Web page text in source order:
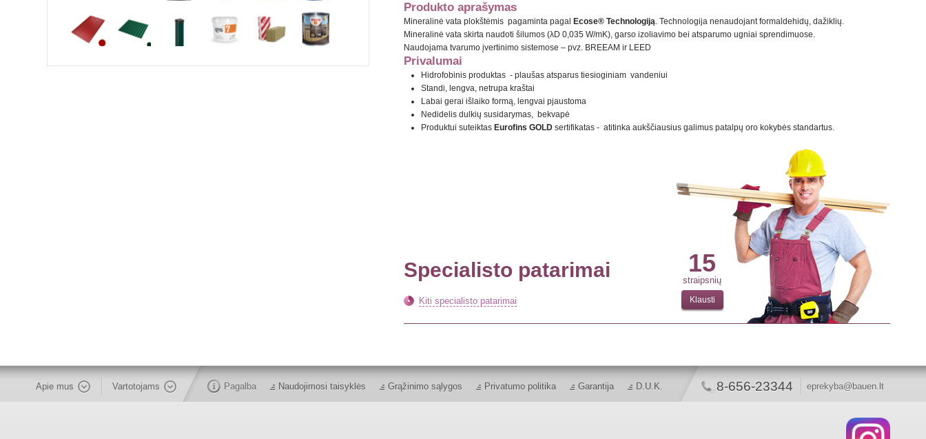
Produkto aprašymas
Mineralinė vata plokštėmis pagaminta pagal Ecose® Technologiją. Technologija nenaudojant formaldehidų, dažiklių.
Mineralinė vata skirta naudoti šilumos (λD 0,035 W/mK), garso izoliavimo bei atsparumo ugniai sprendimuose.
Naudojama tvarumo įvertinimo sistemose – pvz. BREEAM ir LEED
Privalumai
Hidrofobinis produktas - plaušas atsparus tiesioginiam vandeniui
Standi, lengva, netrupa kraštai
​​​​​​​Labai gerai išlaiko formą, lengvai pjaustoma
​​​​​​​Nedidelis dulkių susidarymas, bekvapė
​​​​​​​Produktui suteiktas Eurofins GOLD sertifikatas - atitinka aukščiausius galimus patalpų oro kokybės standartus.
Specialisto patarimai
Kiti specialisto patarimai
15
straipsnių
Klausti
Apie mus Vartotojams Pagalba Naudojimosi taisyklės Grąžinimo sąlygos Privatumo politika Garantija D.U.K. 8-656-23344 eprekyba@bauen.lt